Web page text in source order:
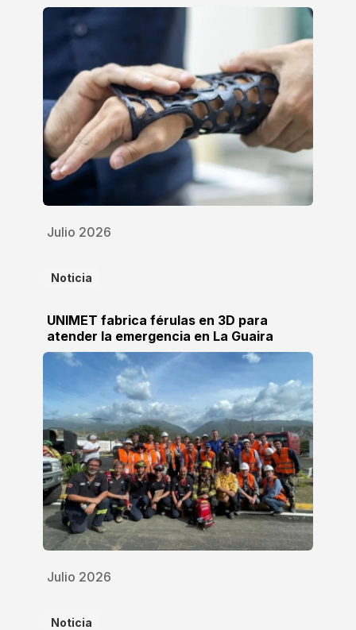
Julio 2026
Noticia
UNIMET fabrica férulas en 3D para
atender la emergencia en La Guaira
Julio 2026
Noticia